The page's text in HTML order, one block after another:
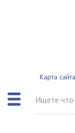
Карта сайта
Поиск по